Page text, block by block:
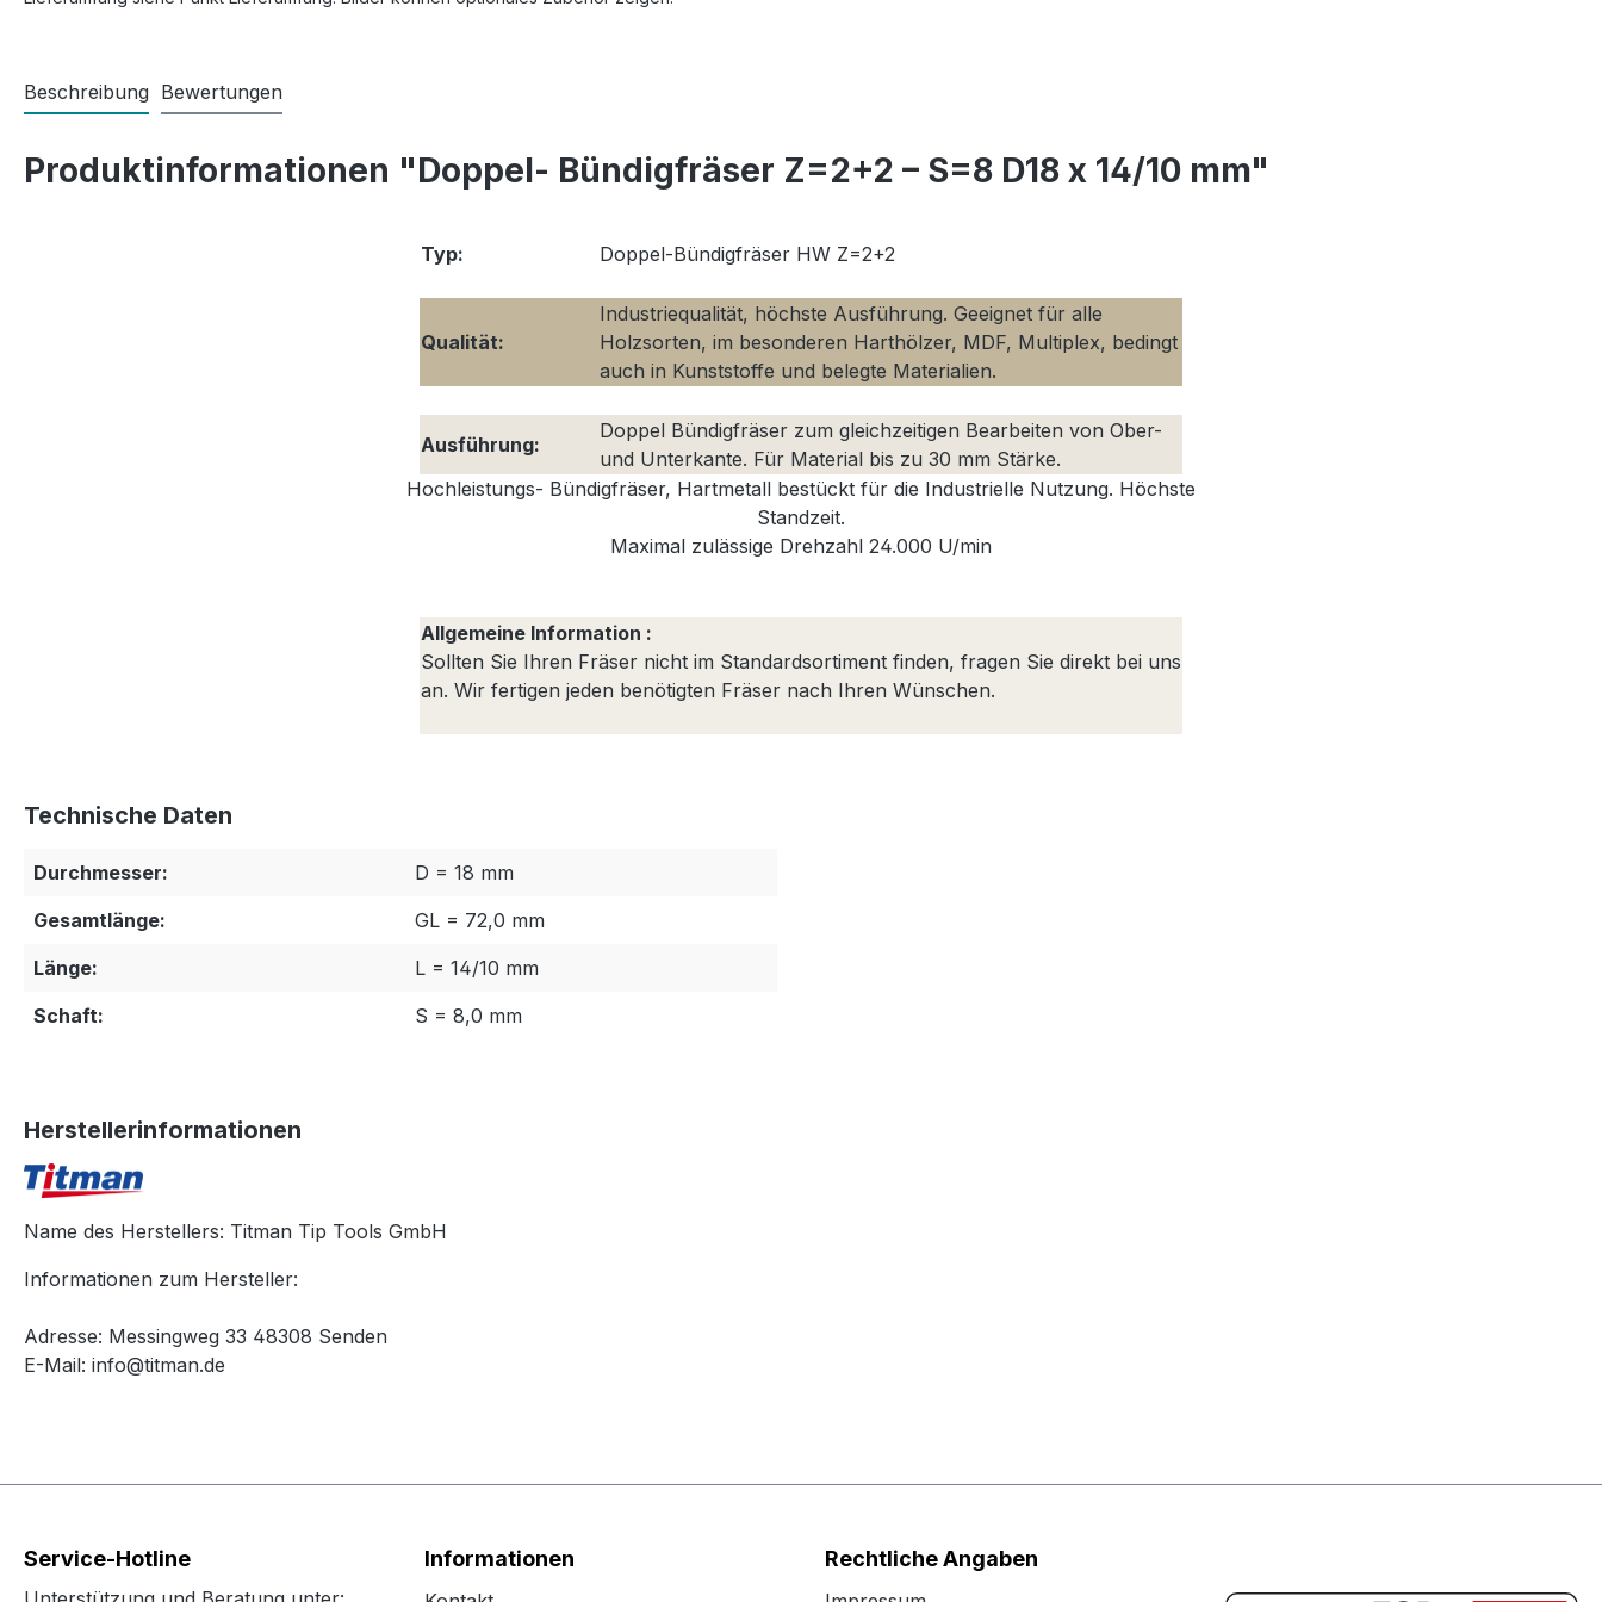
Beschreibung Bewertungen
Produktinformationen "Doppel- Bündigfräser Z=2+2 – S=8 D18 x 14/10 mm"
Typ: Doppel-Bündigfräser HW Z=2+2
Qualität:
Industriequalität, höchste Ausführung. Geeignet für alle
Holzsorten, im besonderen Harthölzer, MDF, Multiplex, bedingt
auch in Kunststoffe und belegte Materialien.
Ausführung:
Doppel Bündigfräser zum gleichzeitigen Bearbeiten von Ober-
und Unterkante. Für Material bis zu 30 mm Stärke.
Hochleistungs- Bündigfräser, Hartmetall bestückt für die Industrielle Nutzung. Höchste
Standzeit.
Maximal zulässige Drehzahl 24.000 U/min
Allgemeine Information :
Sollten Sie Ihren Fräser nicht im Standardsortiment finden, fragen Sie direkt bei uns
an. Wir fertigen jeden benötigten Fräser nach Ihren Wünschen.
Technische Daten
Durchmesser:
D = 18 mm
Gesamtlänge:
GL = 72,0 mm
Länge:
L = 14/10 mm
Schaft:
S = 8,0 mm
Herstellerinformationen
Name des Herstellers: Titman Tip Tools GmbH
Informationen zum Hersteller:
Adresse: Messingweg 33 48308 Senden
E-Mail: info@titman.de
Service-Hotline Informationen Rechtliche Angaben